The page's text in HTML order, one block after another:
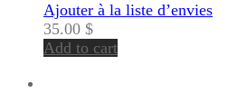
Ajouter à la liste d’envies
35.00 $
Add to cart